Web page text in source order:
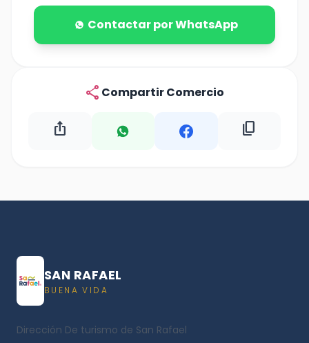
Contactar por WhatsApp
share Compartir Comercio
ios_share content_copy
SAN RAFAEL
BUENA VIDA
Dirección De turismo de San Rafael